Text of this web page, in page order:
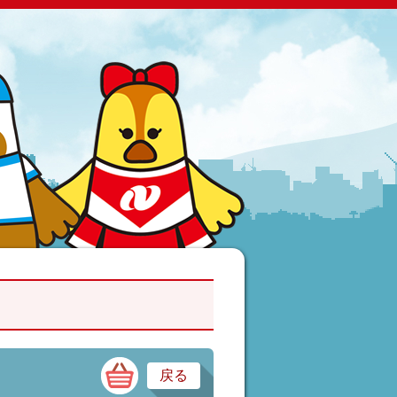
時計・宝飾・眼鏡
戻る